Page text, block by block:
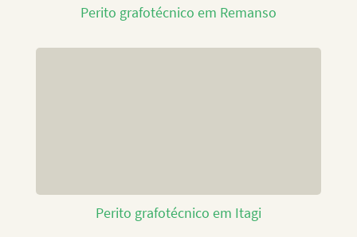
Perito grafotécnico em Remanso
Perito grafotécnico em Itagi